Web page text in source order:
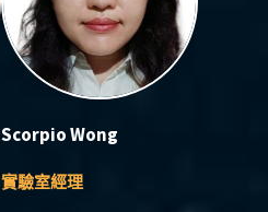
Scorpio Wong
實驗室經理